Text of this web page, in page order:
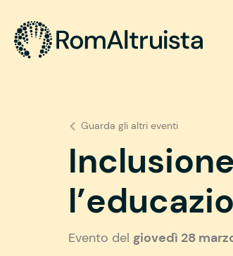
Guarda gli altri eventi
Evento del giovedì 28